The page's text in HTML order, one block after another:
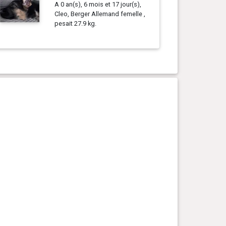
A 0 an(s), 6 mois et 17 jour(s),
Cleo, Berger Allemand femelle ,
pesait 27.9 kg.